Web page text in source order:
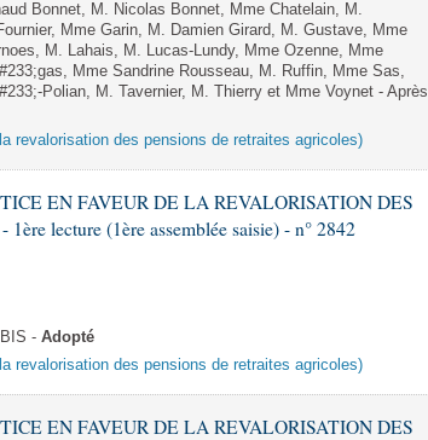
Bonnet, M. Nicolas Bonnet, Mme Chatelain, M.
Mme Garin, M. Damien Girard, M. Gustave, Mme
M. Lahais, M. Lucas-Lundy, Mme Ozenne, Mme
Mme Sandrine Rousseau, M. Ruffin, Mme Sas,
Polian, M. Tavernier, M. Thierry et Mme Voynet - Après
revalorisation des pensions de retraites agricoles)
EN FAVEUR DE LA REVALORISATION DES
lecture (1ère assemblée saisie) - n° 2842
- Adopté
revalorisation des pensions de retraites agricoles)
EN FAVEUR DE LA REVALORISATION DES